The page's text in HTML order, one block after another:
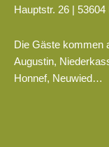
Hauptstr. 26 |
Die Gäste kommen
Augustin,
Honnef, Neuwied…